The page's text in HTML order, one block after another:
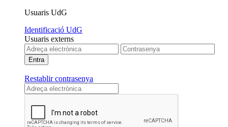
Usuaris UdG
Identificació UdG
Usuaris externs
Restablir contrasenya